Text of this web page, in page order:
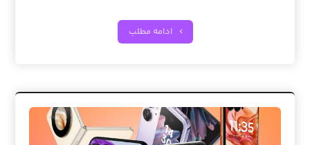
ادامه مطلب